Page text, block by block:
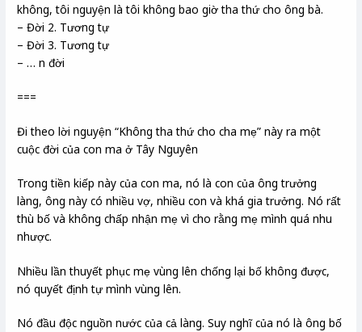
không, tôi nguyện là tôi không bao giờ tha thứ cho ông bà.
– Đời 2. Tương tự
– Đời 3. Tương tự
– … n đời
===
Đi theo lời nguyện “Không tha thứ cho cha mẹ” này ra một
cuộc đời của con ma ở Tây Nguyên
Trong tiền kiếp này của con ma, nó là con của ông trưởng
làng, ông này có nhiều vợ, nhiều con và khá gia trưởng. Nó rất
thù bố và không chấp nhận mẹ vì cho rằng mẹ mình quá nhu
nhược.
Nhiều lần thuyết phục mẹ vùng lên chống lại bố không được,
nó quyết định tự mình vùng lên.
Nó đầu độc nguồn nước của cả làng. Suy nghĩ của nó là ông bố